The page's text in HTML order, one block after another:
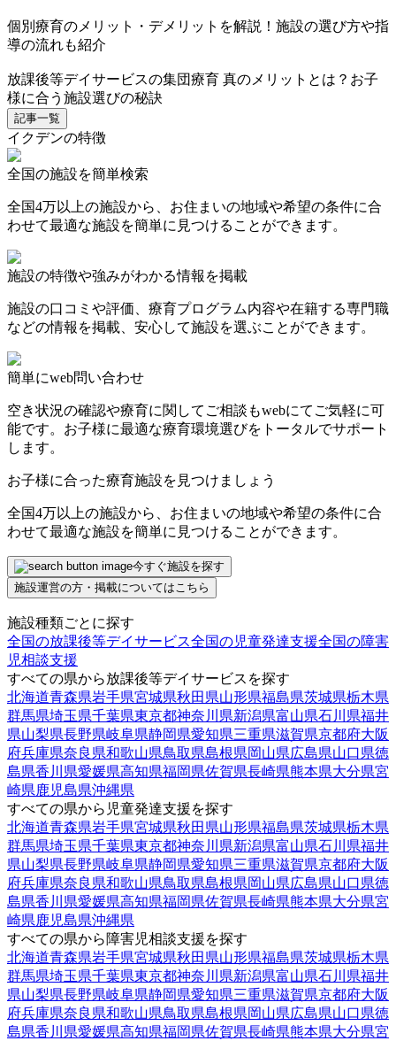
個別療育のメリット・デメリットを解説！施設の選び方や指
導の流れも紹介
放課後等デイサービスの集団療育 真のメリットとは？お子
様に合う施設選びの秘訣
記事一覧
イクデンの特徴
全国の施設を簡単検索
全国4万以上の施設から、お住まいの地域や希望の条件に合
わせて最適な施設を簡単に見つけることができます。
施設の特徴や強みがわかる情報を掲載
施設の口コミや評価、療育プログラム内容や在籍する専門職
などの情報を掲載、安心して施設を選ぶことができます。
簡単にweb問い合わせ
空き状況の確認や療育に関してご相談もwebにてご気軽に可
能です。お子様に最適な療育環境選びをトータルでサポート
します。
お子様に合った療育施設を見つけましょう
全国4万以上の施設から、お住まいの地域や希望の条件に合
わせて最適な施設を簡単に見つけることができます。
今すぐ施設を探す
施設運営の方・掲載についてはこちら
施設種類ごとに探す
全国の放課後等デイサービス全国の児童発達支援全国の障害
児相談支援
すべての県から放課後等デイサービスを探す
北海道青森県岩手県宮城県秋田県山形県福島県茨城県栃木県
群馬県埼玉県千葉県東京都神奈川県新潟県富山県石川県福井
県山梨県長野県岐阜県静岡県愛知県三重県滋賀県京都府大阪
府兵庫県奈良県和歌山県鳥取県島根県岡山県広島県山口県徳
島県香川県愛媛県高知県福岡県佐賀県長崎県熊本県大分県宮
崎県鹿児島県沖縄県
すべての県から児童発達支援を探す
北海道青森県岩手県宮城県秋田県山形県福島県茨城県栃木県
群馬県埼玉県千葉県東京都神奈川県新潟県富山県石川県福井
県山梨県長野県岐阜県静岡県愛知県三重県滋賀県京都府大阪
府兵庫県奈良県和歌山県鳥取県島根県岡山県広島県山口県徳
島県香川県愛媛県高知県福岡県佐賀県長崎県熊本県大分県宮
崎県鹿児島県沖縄県
すべての県から障害児相談支援を探す
北海道青森県岩手県宮城県秋田県山形県福島県茨城県栃木県
群馬県埼玉県千葉県東京都神奈川県新潟県富山県石川県福井
県山梨県長野県岐阜県静岡県愛知県三重県滋賀県京都府大阪
府兵庫県奈良県和歌山県鳥取県島根県岡山県広島県山口県徳
島県香川県愛媛県高知県福岡県佐賀県長崎県熊本県大分県宮